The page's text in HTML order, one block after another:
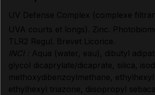
MODE D'EMPLOI
CONDITIONS DE CONSERVATION
UV Defense Complex (complexe
UVA courts et longs). Zinc.
TLR2 Regul. Brevet Licorice.
INCI : Aqua (water, eau), dibutyl
glycol dicaprylate/dicaprate, silica,
methoxydibenzoylmethane,
ethylhexyl triazone, diisopropyl